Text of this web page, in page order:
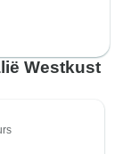
Westkust